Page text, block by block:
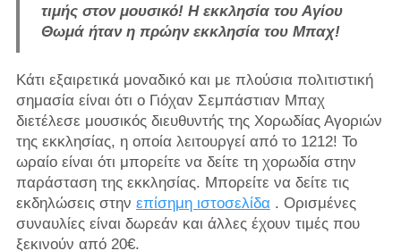
τιμής στον μουσικό! Η εκκλησία του Αγίου
Θωμά ήταν η πρώην εκκλησία του Μπαχ!
Κάτι εξαιρετικά μοναδικό και με πλούσια πολιτιστική
σημασία είναι ότι ο Γιόχαν Σεμπάστιαν Μπαχ
διετέλεσε μουσικός διευθυντής της Χορωδίας Αγοριών
της εκκλησίας, η οποία λειτουργεί από το 1212! Το
ωραίο είναι ότι μπορείτε να δείτε τη χορωδία στην
παράσταση της εκκλησίας. Μπορείτε να δείτε τις
εκδηλώσεις στην επίσημη ιστοσελίδα. Ορισμένες
συναυλίες είναι δωρεάν και άλλες έχουν τιμές που
ξεκινούν από 20€.